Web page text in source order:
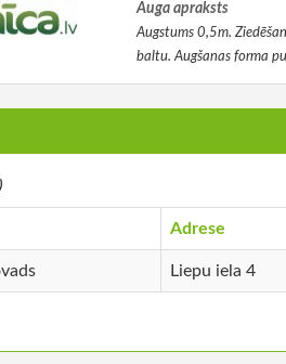
Auga apraksts
Augstums 0,5m.
baltu. Augšanas forma
Adrese
Liepu iela 4